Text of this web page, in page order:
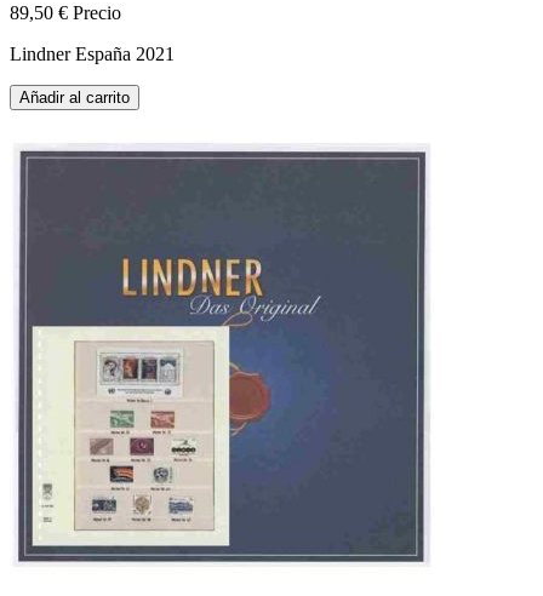
89,50 € Precio
Lindner España 2021
Añadir al carrito